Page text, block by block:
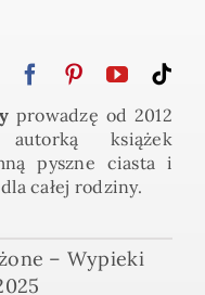
prowadzę od 2012
książek
pyszne ciasta i
całej rodziny.
– Wypieki